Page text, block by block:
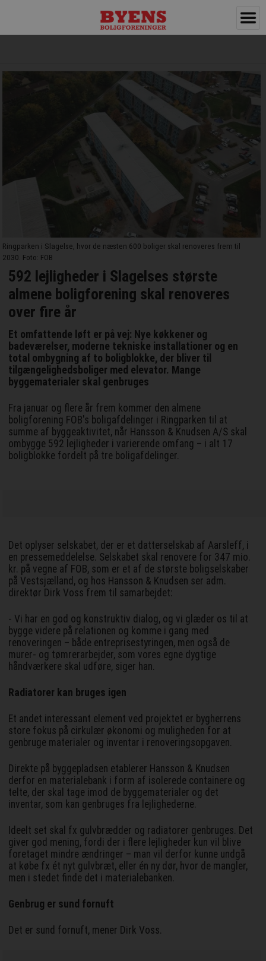
Ringparken i Slagelse, hvor de næsten 600 boliger skal renoveres frem til
2030. Foto: FOB
592 lejligheder i Slagelses største
almene boligforening skal renoveres
over fire år
Et omfattende løft er på vej: Nye køkkener og
badeværelser, moderne tekniske installationer og en
total ombygning af to boligblokke, der bliver til
tilgængelighedsboliger med elevator. Mange
byggematerialer skal genbruges
Fra januar og flere år frem kommer den almene
boligforening FOB's boligafdelinger i Ringparken til at
summe af byggeaktivitet, når Hansson & Knudsen A/S skal
ombygge 592 lejligheder i varierende omfang – i alt 17
boligblokke fordelt på tre boligafdelinger.
Det oplyser selskabet, der er et datterselskab af Aarsleff, i
en pressemeddelelse. Selskabet skal renovere for 347 mio.
kr. på vegne af FOB, som er et af de største boligselskaber
på Vestsjælland, og hos Hansson & Knudsen ser adm.
direktør Dirk Voss frem til samarbejdet:
- Vi har en god og konstruktiv dialog, og vi glæder os til at
bygge videre på relationen og komme i gang med
renoveringen – både entreprisestyringen, men også de
murer- og tømrerarbejder, som vores egne dygtige
håndværkere skal udføre, siger han.
Radiatorer kan bruges igen
Et andet interessant element ved projektet er bygherrens
store fokus på cirkulær økonomi og muligheden for at
genbruge materialer og inventar i renoveringsopgaven.
Direkte på byggepladsen etablerer Hansson & Knudsen
derfor en materialebank i form af isolerede containere og
telte, der skal tage imod de byggematerialer og det
inventar, som kan genbruges fra lejlighederne.
Ideelt set skal fx gulvbrædder og radiatorer genbruges. Det
giver god mening, fordi der i flere lejligheder kun vil blive
foretaget mindre ændringer – man vil derfor kunne undgå
at købe fx ét nyt gulvbræt, eller én ny dør, hvor de mangler,
men i stedet finde det i materialebanken.
Genbrug er sund fornuft
Det er sund fornuft, mener Dirk Voss.